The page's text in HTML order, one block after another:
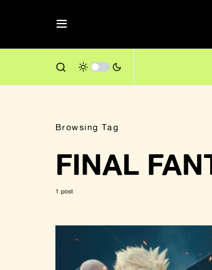
Browsing Tag
FINAL
1 post